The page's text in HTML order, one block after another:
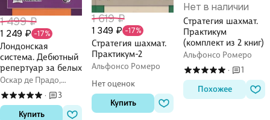
1 499 ₽
1 249 ₽ -17%
Лондонская
система. Дебютный
репертуар за белых
Оскар де Прадо,
Альфонсо Ромеро
·
3
Купить
1 619 ₽
1 349 ₽ -17%
Стратегия шахмат.
Практикум-2
Альфонсо Ромеро
Нет оценок
Купить
Нет в наличии
Стратегия шахмат.
Практикум
(комплект из 2 книг)
Альфонсо Ромеро
·
1
Похожее